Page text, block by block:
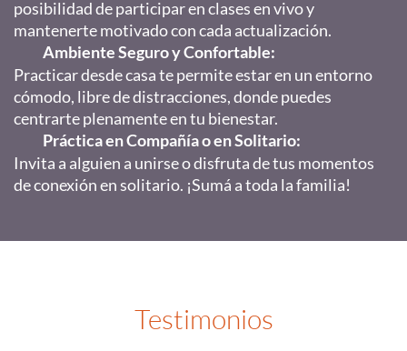
posibilidad de participar en clases en vivo y
mantenerte motivado con cada actualización.
Ambiente Seguro y Confortable:
Practicar desde casa te permite estar en un entorno
cómodo, libre de distracciones, donde puedes
centrarte plenamente en tu bienestar.
Práctica en Compañía o en Solitario:
Invita a alguien a unirse o disfruta de tus momentos
de conexión en solitario. ¡Sumá a toda la familia!
Testimonios